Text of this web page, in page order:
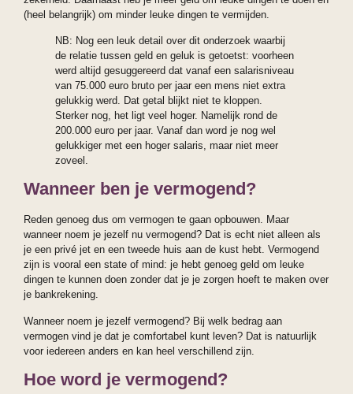
(heel belangrijk) om minder leuke dingen te vermijden.
NB: Nog een leuk detail over dit onderzoek waarbij
de relatie tussen geld en geluk is getoetst: voorheen
werd altijd gesuggereerd dat vanaf een salarisniveau
van 75.000 euro bruto per jaar een mens niet extra
gelukkig werd. Dat getal blijkt niet te kloppen.
Sterker nog, het ligt veel hoger. Namelijk rond de
200.000 euro per jaar. Vanaf dan word je nog wel
gelukkiger met een hoger salaris, maar niet meer
zoveel.
Wanneer ben je vermogend?
Reden genoeg dus om vermogen te gaan opbouwen. Maar
wanneer noem je jezelf nu vermogend? Dat is echt niet alleen als
je een privé jet en een tweede huis aan de kust hebt. Vermogend
zijn is vooral een state of mind: je hebt genoeg geld om leuke
dingen te kunnen doen zonder dat je je zorgen hoeft te maken over
je bankrekening.
Wanneer noem je jezelf vermogend? Bij welk bedrag aan
vermogen vind je dat je comfortabel kunt leven? Dat is natuurlijk
voor iedereen anders en kan heel verschillend zijn.
Hoe word je vermogend?